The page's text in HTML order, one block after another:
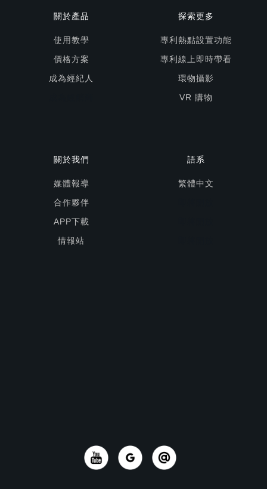
關於產品
使用教學
價格方案
成為經紀人
探索更多
專利熱點設置功能
專利線上即時帶看
環物攝影
VR 購物
關於我們
媒體報導
合作夥伴
APP下載
情報站
語系
繁體中文